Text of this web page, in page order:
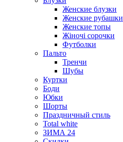
Женские блузки
Женские рубашки
Женские топы
Жіночі сорочки
Футболки
Пальто
Тренчи
Шубы
Куртки
Боди
Юбки
Шорты
Праздничный стиль
Total white
ЗИМА 24